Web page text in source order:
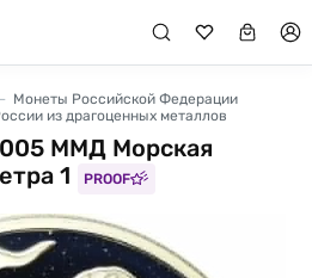
Монеты Российской Федерации
из драгоценных металлов
ММД Морская
1
PROOF